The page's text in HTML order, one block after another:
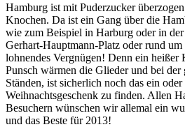
Hamburg ist mit Puderzucker
Knochen. Da ist ein Gang über die
wie zum Beispiel in Harburg oder in
Gerhart-Hauptmann-Platz oder rund
lohnendes Vergnügen! Denn ein heißer
Punsch wärmen die Glieder und bei der
Ständen, ist sicherlich noch das ein oder
Weihnachtsgeschenk zu finden. Allen
Besuchern wünschen wir allemal ein
und das Beste für 2013!